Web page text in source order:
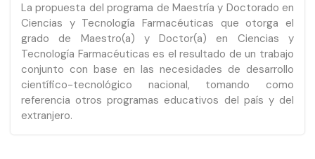
La propuesta del programa de Maestría y Doctorado en
Ciencias y Tecnología Farmacéuticas que otorga el
grado de Maestro(a) y Doctor(a) en Ciencias y
Tecnología Farmacéuticas es el resultado de un trabajo
conjunto con base en las necesidades de desarrollo
científico-tecnológico nacional, tomando como
referencia otros programas educativos del país y del
extranjero.